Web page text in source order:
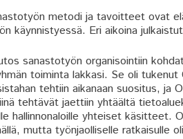
metodi ja tavoitteet ovat
käynnistyessä. Eri aikoina
sanastotyön organisointiin
toiminta lakkasi. Se oli
tehtiin aikanaan suositus, ja
tehtävät jaettiin yhtäältä
hallinnonaloille yhteiset käsitteet.
mutta työnjaolliselle ratkaisulle